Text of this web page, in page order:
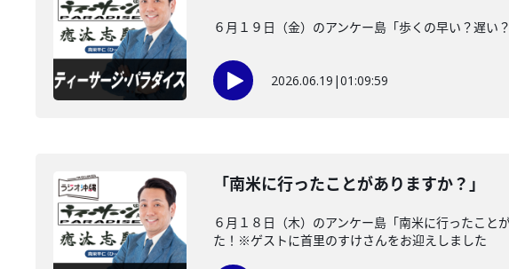
６月１９日（金）のアンケー島「歩くの早い？遅い
2026.06.19 |01:09:59
「南米に行ったことがありますか？」
６月１８日（木）のアンケー島「南米に行ったこ
た！※ゲストに首里のすけさんをお迎えしました